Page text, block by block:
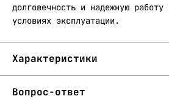
долговечность и надежную работу
условиях эксплуатации.
Характеристики
Вопрос-ответ